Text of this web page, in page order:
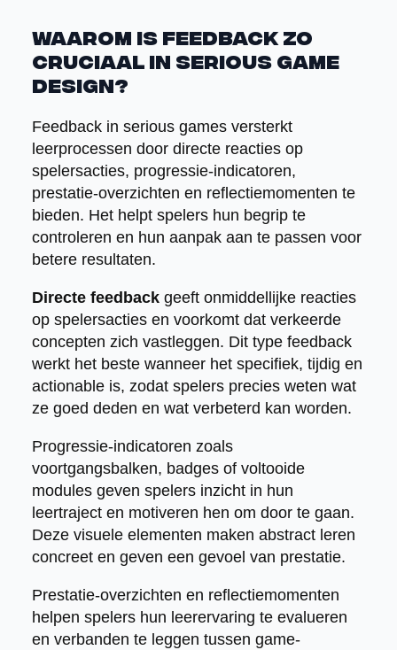
Waarom is feedback zo
cruciaal in serious game
design?
Feedback in serious games versterkt
leerprocessen door directe reacties op
spelersacties, progressie-indicatoren,
prestatie-overzichten en reflectiemomenten te
bieden. Het helpt spelers hun begrip te
controleren en hun aanpak aan te passen voor
betere resultaten.
Directe feedbackgeeft onmiddellijke reacties
op spelersacties en voorkomt dat verkeerde
concepten zich vastleggen. Dit type feedback
werkt het beste wanneer het specifiek, tijdig en
actionable is, zodat spelers precies weten wat
ze goed deden en wat verbeterd kan worden.
Progressie-indicatoren zoals
voortgangsbalken, badges of voltooide
modules geven spelers inzicht in hun
leertraject en motiveren hen om door te gaan.
Deze visuele elementen maken abstract leren
concreet en geven een gevoel van prestatie.
Prestatie-overzichten en reflectiemomenten
helpen spelers hun leerervaring te evalueren
en verbanden te leggen tussen game-